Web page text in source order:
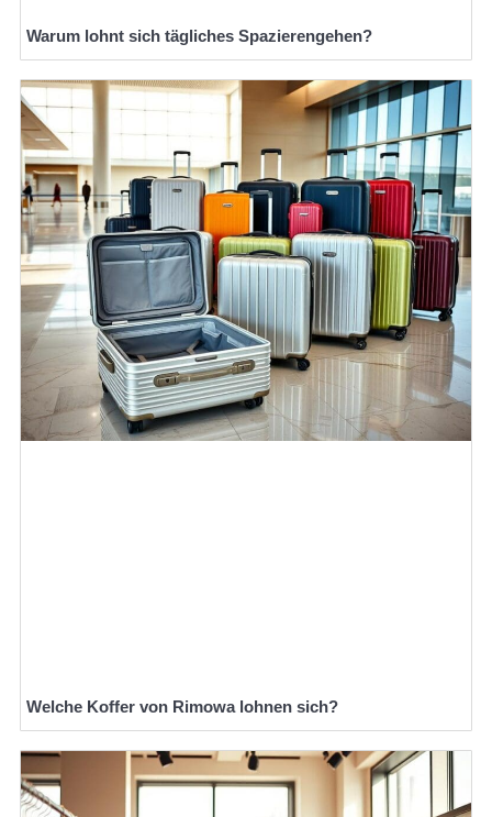
Warum lohnt sich tägliches Spazierengehen?
Welche Koffer von Rimowa lohnen sich?